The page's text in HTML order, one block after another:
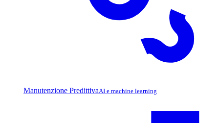
Manutenzione PredittivaAI e machine learning